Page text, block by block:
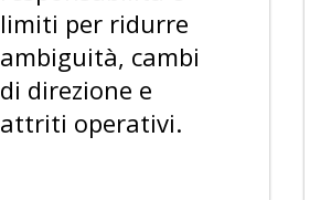
limiti per ridurre
ambiguità, cambi
di direzione e
attriti operativi.